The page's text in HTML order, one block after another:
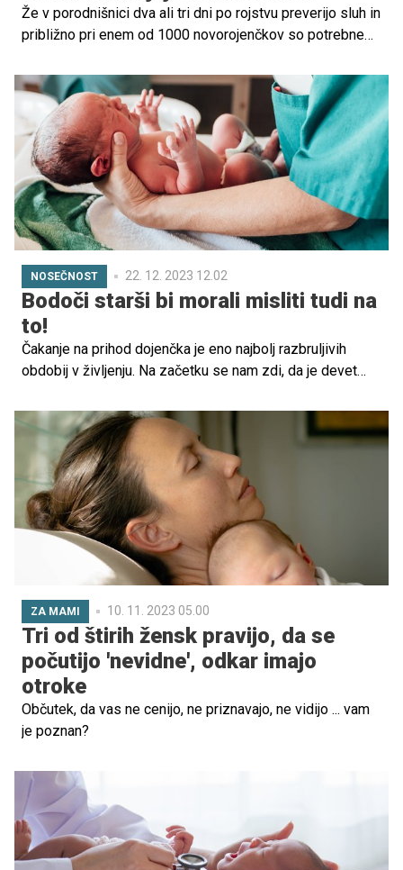
Že v porodnišnici dva ali tri dni po rojstvu preverijo sluh in
približno pri enem od 1000 novorojenčkov so potrebne
sluh se z leti slabša. O obravnavi otrok z okvarami sluha
sta spregovorila vodja Avdiološkega centra in otokirurške
dejavnosti na Kliniki za ORL in CFK v ljubljanskem
kliničnem centru, dr. Saba Battelino, in direktor Centra za
sluh in govor Maribor, Samo Rumež.
NOSEČNOST 22. 12. 2023 12.02
Bodoči starši bi morali misliti tudi na
to!
Čakanje na prihod dojenčka je eno najbolj razbruljivih
obdobij v življenju. Na začetku se nam zdi, da je devet
pripravo na prihod dojenčka, na koncu pa moramo
običajno kar hiteti, da se v porodnišnico odpravimo res
pripravljeni – kolikor smo pač lahko. Na nekatere stvari,
kot so priprava torbe za v porodnišnico, se namreč lahko
pripravimo, na druge, med katere sodi tudi potek poroda,
pa nimamo vpliva. Prav zato je pomembno, da izbiri
porodnišnice namenimo vsaj toliko pozornosti kot
porodni torbi.
ZA MAMI 10. 11. 2023 05.00
Tri od štirih žensk pravijo, da se
počutijo 'nevidne', odkar imajo
otroke
Občutek, da vas ne cenijo, ne priznavajo, ne vidijo ... vam
je poznan?